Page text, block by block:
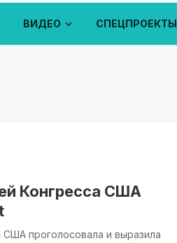
ВИДЕО СПЕЦПРОЕКТЫ
Конгресса США
проголосовала и выразила